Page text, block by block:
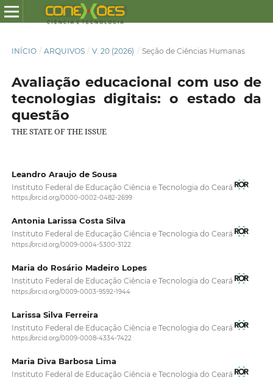
INÍCIO / ARQUIVOS / V. 20 (2026) / Seção de Ciências Humanas
Avaliação educacional com uso de
tecnologias digitais: o estado da
questão
THE STATE OF THE ISSUE
Leandro Araujo de Sousa
Instituto Federal de Educação Ciência e Tecnologia do Ceará
https://orcid.org/0000-0002-0482-2699
Antonia Larissa Costa Silva
Instituto Federal de Educação Ciência e Tecnologia do Ceará
https://orcid.org/0009-0004-5300-3122
Maria do Rosário Madeiro Lopes
Instituto Federal de Educação Ciência e Tecnologia do Ceará
https://orcid.org/0009-0003-9592-1944
Larissa Silva Ferreira
Instituto Federal de Educação Ciência e Tecnologia do Ceará
https://orcid.org/0009-0008-4334-7422
Maria Diva Barbosa Lima
Instituto Federal de Educação Ciência e Tecnologia do Ceará